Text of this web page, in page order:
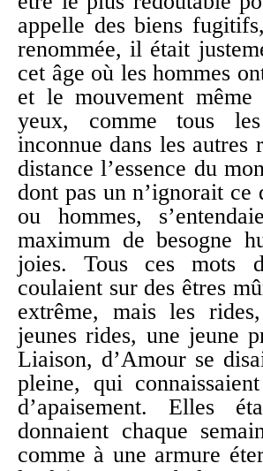
appelle des biens
renommée, il était
cet âge où les hommes
et le mouvement
yeux, comme tous
inconnue dans les autres
distance l’essence du
dont pas un n’ignorait
ou hommes,
maximum de besogne
joies. Tous ces mots
coulaient sur des êtres
extrême, mais les
jeunes rides, une jeune
Liaison, d’Amour se
pleine, qui
d’apaisement. Elles
donnaient chaque
comme à une armure